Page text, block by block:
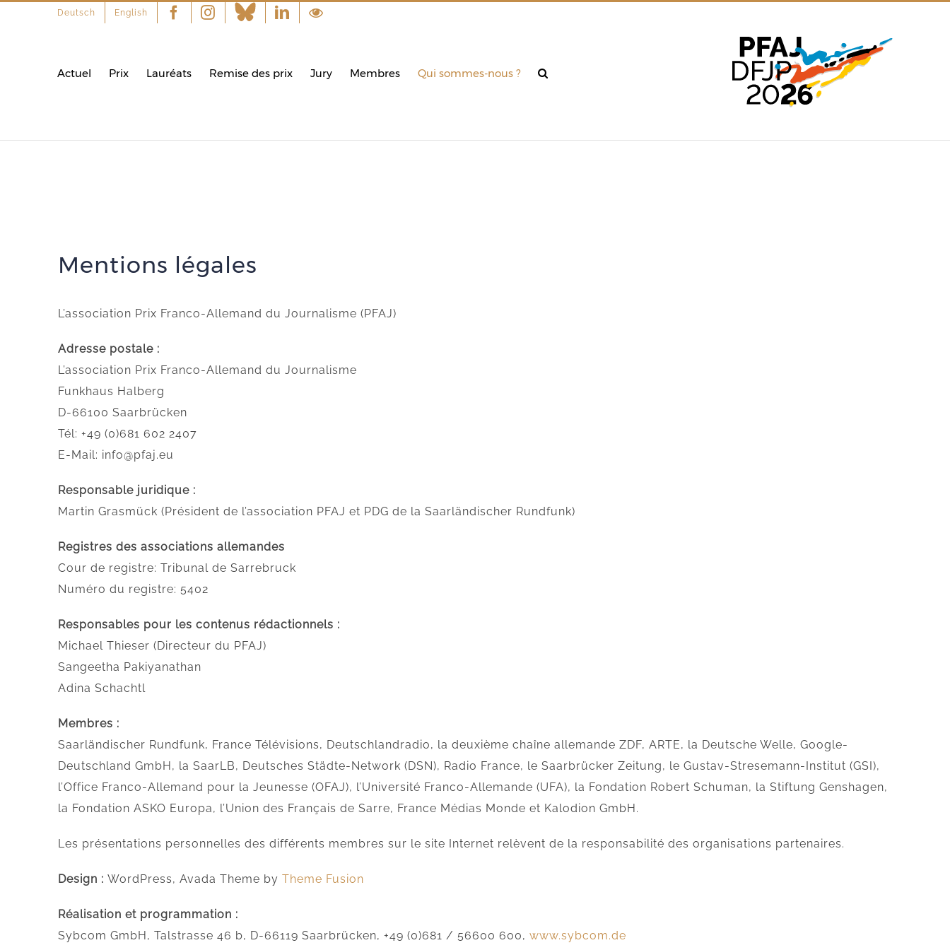
Deutsch English FacebookInstagram Linkedin
Actuel Prix Lauréats Remise des prix Jury Membres Qui sommes-nous ?
Mentions légales
L’association Prix Franco-Allemand du Journalisme (PFAJ)
Adresse postale :
L’association Prix Franco-Allemand du Journalisme
Funkhaus Halberg
D-66100 Saarbrücken
Tél: +49 (0)681 602 2407
E-Mail: info@pfaj.eu
Responsable juridique :
Martin Grasmück (Président de l’association PFAJ et PDG de la Saarländischer Rundfunk)
Registres des associations allemandes
Cour de registre: Tribunal de Sarrebruck
Numéro du registre: 5402
Responsables pour les contenus rédactionnels :
Michael Thieser (Directeur du PFAJ)
Sangeetha Pakiyanathan
Adina Schachtl
Membres :
Saarländischer Rundfunk, France Télévisions, Deutschlandradio, la deuxième chaîne allemande ZDF, ARTE, la Deutsche Welle, Google-
Deutschland GmbH, la SaarLB, Deutsches Städte-Network (DSN), Radio France, le Saarbrücker Zeitung, le Gustav-Stresemann-Institut (GSI),
l’Office Franco-Allemand pour la Jeunesse (OFAJ), l’Université Franco-Allemande (UFA), la Fondation Robert Schuman, la Stiftung Genshagen,
la Fondation ASKO Europa, l’Union des Français de Sarre, France Médias Monde et Kalodion GmbH.
Les présentations personnelles des différents membres sur le site Internet relèvent de la responsabilité des organisations partenaires.
Design : WordPress, Avada Theme by Theme Fusion
Réalisation et programmation :
Sybcom GmbH, Talstrasse 46 b, D-66119 Saarbrücken, +49 (0)681 / 56600 600, www.sybcom.de